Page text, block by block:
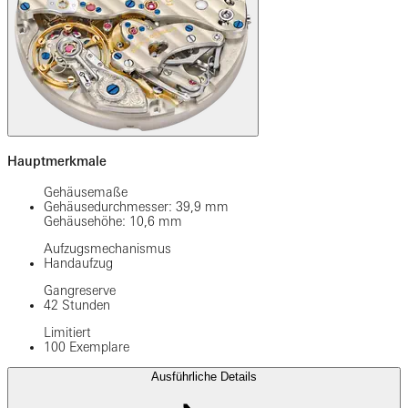
Hauptmerkmale
Gehäusemaße
Gehäusedurchmesser: 39,9 mm
Gehäusehöhe: 10,6 mm
Aufzugsmechanismus
Handaufzug
Gangreserve
42 Stunden
Limitiert
100 Exemplare
Ausführliche Details